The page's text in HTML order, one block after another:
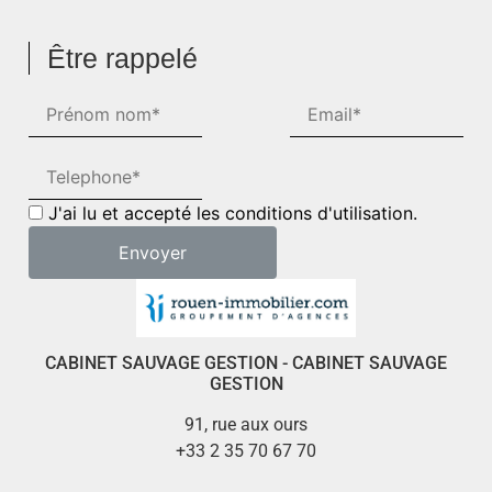
Être rappelé
J'ai lu et accepté les conditions d'utilisation.
CABINET SAUVAGE GESTION - CABINET SAUVAGE
GESTION
91, rue aux ours
+33 2 35 70 67 70